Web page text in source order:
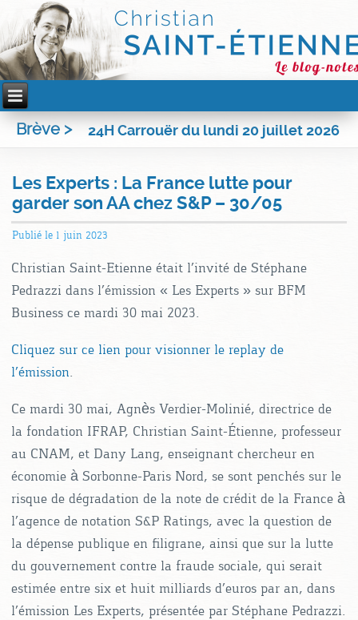
Brève > 24H Carrouër du lundi 20 juillet 2026
Les Experts : La France lutte pour
garder son AA chez S&P – 30/05
Publié le 1 juin 2023
Christian Saint-Etienne était l’invité de Stéphane
Pedrazzi dans l’émission « Les Experts » sur BFM
Business ce mardi 30 mai 2023.
Cliquez sur ce lien pour visionner le replay de
l’émission.
Ce mardi 30 mai, Agnès Verdier-Molinié, directrice de
la fondation IFRAP, Christian Saint-Étienne, professeur
au CNAM, et Dany Lang, enseignant chercheur en
économie à Sorbonne-Paris Nord, se sont penchés sur le
risque de dégradation de la note de crédit de la France à
l’agence de notation S&P Ratings, avec la question de
la dépense publique en filigrane, ainsi que sur la lutte
du gouvernement contre la fraude sociale, qui serait
estimée entre six et huit milliards d’euros par an, dans
l’émission Les Experts, présentée par Stéphane Pedrazzi.